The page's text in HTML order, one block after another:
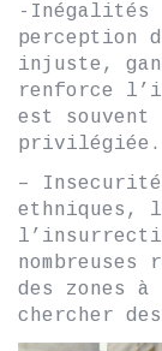
-Inégalités
perception
injuste,
renforce
est souvent
privilégiée.
–
ethniques,
nombreuses
des zones
chercher